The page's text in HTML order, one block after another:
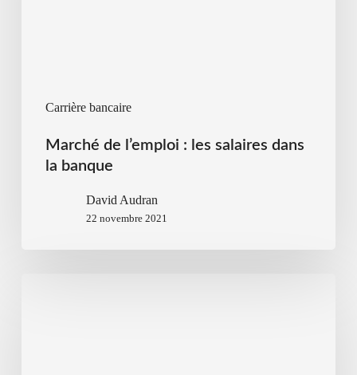
Carrière bancaire
Marché de l’emploi : les salaires dans
la banque
David Audran
22 novembre 2021